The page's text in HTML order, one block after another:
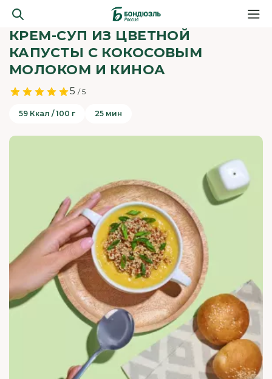
КРЕМ-СУП ИЗ ЦВЕТНОЙ
КАПУСТЫ С КОКОСОВЫМ
МОЛОКОМ И КИНОА
5 / 5
59 Ккал / 100 г 25 мин